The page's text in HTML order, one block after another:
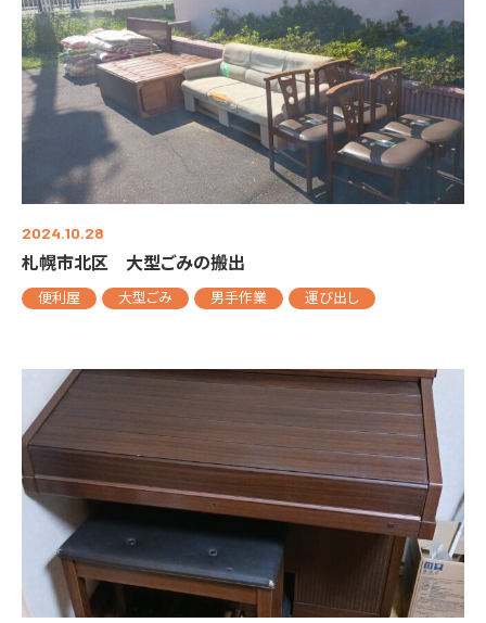
2024.10.28
札幌市北区 大型ごみの搬出
便利屋 大型ごみ 男手作業 運び出し